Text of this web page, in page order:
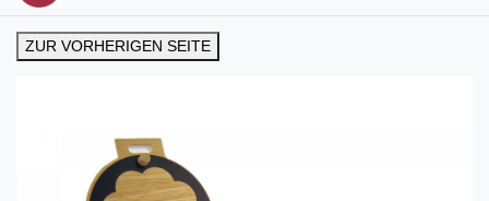
ZUR VORHERIGEN SEITE